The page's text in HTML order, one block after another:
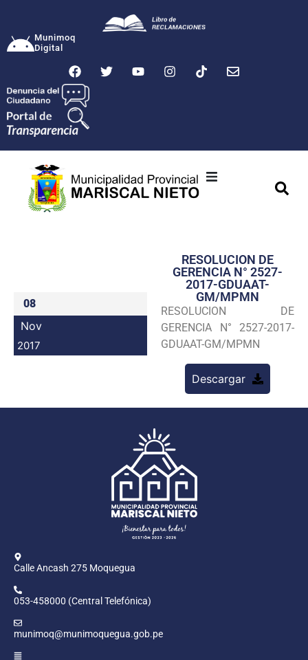
Munimoq
Digital
Transparencia
Seguridad
Programas
08
Nov
2017
RESOLUCION DE
GERENCIA N° 2527-
2017-GDUAAT-
GM/MPMN
RESOLUCION DE
GERENCIA N° 2527-2017-
GDUAAT-GM/MPMN
Descargar
Calle Ancash 275 Moquegua
053-458000 (Central Telefónica)
munimoq@munimoquegua.gob.pe